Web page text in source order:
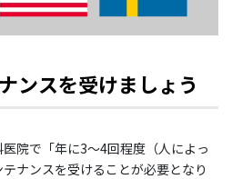
ンスを受けましょう
院で「年に3～4回程度（人によっ
ナンスを受けることが必要となり